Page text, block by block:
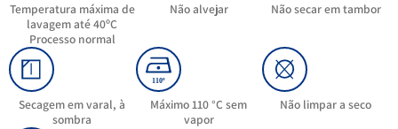
Temperatura máxima de
lavagem até 40ºC
Processo normal
Não alvejar Não secar em tambor
Secagem em varal, à
sombra
Máximo 110 °C sem
vapor
Não limpar a seco